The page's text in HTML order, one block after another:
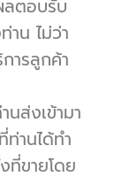
ตอบรับ
าน ไม่ว่า
ารลูกค้า
งเข้ามา
านได้ทำ
ขายโดย